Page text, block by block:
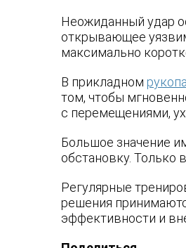
Неожиданный удар
открывающее
максимально
В прикладном
том, чтобы
с перемещениями,
Большое значение
обстановку. Только
Регулярные
решения
эффективности и